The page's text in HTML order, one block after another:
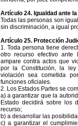
Artículo 24. Igualdad ante
Todas las personas son
sin discriminación, a igual
Artículo 25. Protección
1. Toda persona tiene
otro recurso efectivo ante
ampare contra actos que
por la Constitución, la
violación sea cometida
funciones oficiales.
2. Los Estados Partes se
a) a garantizar que la
Estado decidirá sobre los
recurso;
b) a desarrollar las
c) a garantizar el